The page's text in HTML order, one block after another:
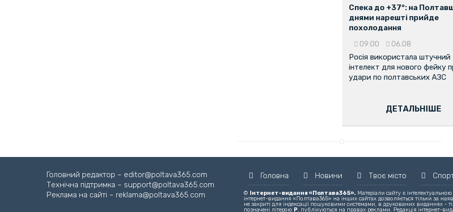
Спека до +37°: на
днями нарешті прийде
похолодання
09:00 06.08
Росія використала штучний
інтелект для нового фейку
удари по полтавських АЗС
ДЕТАЛЬНІШЕ
Головний редактор – editor@poltava365.com
Технічна підтримка – support@poltava365.com
Реклама на сайті – reklama@poltava365.com
Головна Новини Твоє місто
© Інтернет-видання «Полтава365». Матеріали сайту є
інтернет-видання «Полтава365» на інших сайтах дозволяється тільки за
не закриті для індексації пошуковими системами, в друкованих виданнях -
позначені літерою Р, публікуються на правах реклами. Редакція інтернет-